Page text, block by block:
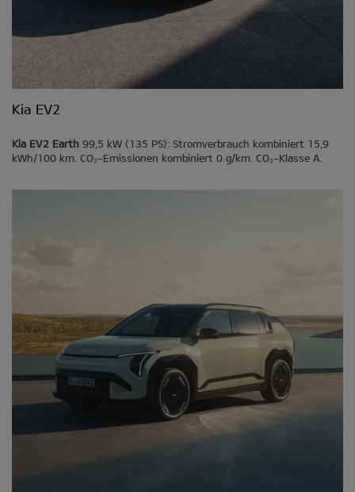
Kia EV2
Kia EV2 Earth 99,5 kW (135 PS): Stromverbrauch kombiniert 15,9
kWh/100 km. CO₂-Emissionen kombiniert 0 g/km. CO₂-Klasse A.